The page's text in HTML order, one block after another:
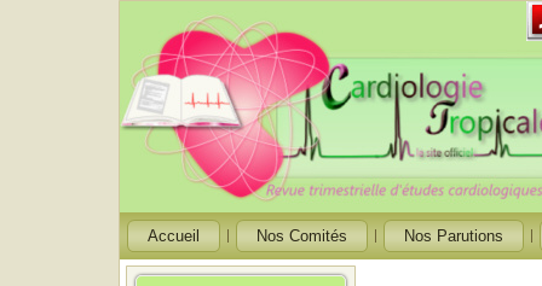
Accueil Nos Comités Nos Parutions